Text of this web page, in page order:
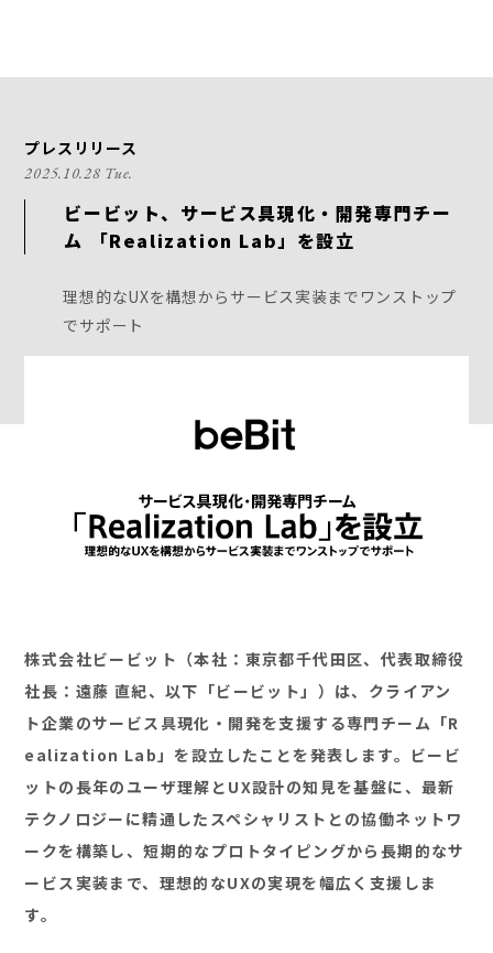
プレスリリース
2025.10.28 Tue.
ビービット、サービス具現化・開発専門チー
ム 「Realization Lab」を設立
理想的なUXを構想からサービス実装までワンストップ
でサポート
株式会社ビービット（本社：東京都千代田区、代表取締役
社長：遠藤 直紀、以下「ビービット」）は、クライアン
ト企業のサービス具現化・開発を支援する専門チーム「R
ealization Lab」を設立したことを発表します。ビービ
ットの長年のユーザ理解とUX設計の知見を基盤に、最新
テクノロジーに精通したスペシャリストとの協働ネットワ
ークを構築し、短期的なプロトタイピングから長期的なサ
ービス実装まで、理想的なUXの実現を幅広く支援しま
す。